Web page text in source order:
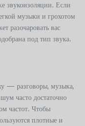
звукоизоляции. Если
музыки и грохотом
разочаровать вас
под тип звука.
— разговоры, музыка,
часто достаточно
частот. Чтобы
плотные и